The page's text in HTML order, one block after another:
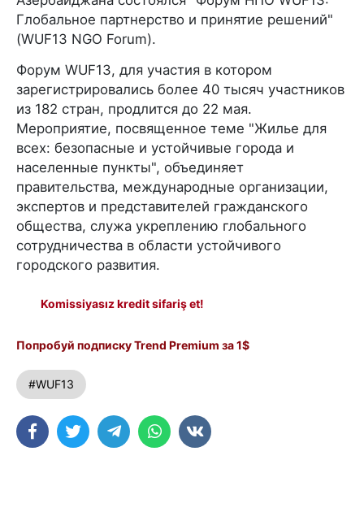
Глобальное партнерство и принятие решений"
(WUF13 NGO Forum).
Форум WUF13, для участия в котором
зарегистрировались более 40 тысяч участников
из 182 стран, продлится до 22 мая.
Мероприятие, посвященное теме "Жилье для
всех: безопасные и устойчивые города и
населенные пункты", объединяет
правительства, международные организации,
экспертов и представителей гражданского
общества, служа укреплению глобального
сотрудничества в области устойчивого
городского развития.
Komissiyasız kredit sifariş et!
Попробуй подписку Trend Premium за 1$
#WUF13